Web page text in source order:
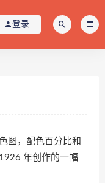
登录
图，配色百分比和
年创作的一幅